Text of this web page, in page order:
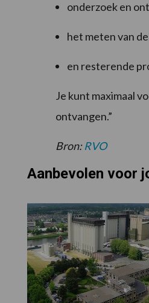
onderzoek en
het meten van
en resterende
Je kunt maximaal
ontvangen.”
Bron:RVO
Aanbevolen voor